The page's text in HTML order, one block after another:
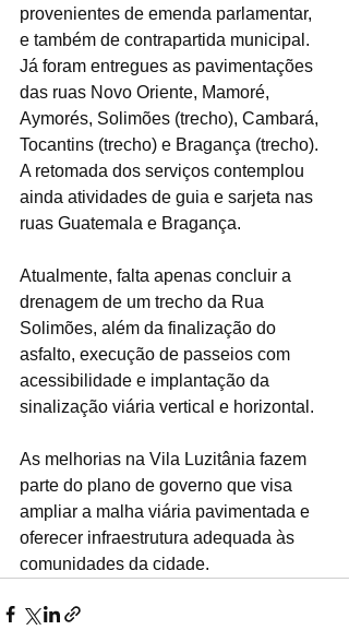
provenientes de emenda parlamentar,
e também de contrapartida municipal.
Já foram entregues as pavimentações
das ruas Novo Oriente, Mamoré,
Aymorés, Solimões (trecho), Cambará,
Tocantins (trecho) e Bragança (trecho).
A retomada dos serviços contemplou
ainda atividades de guia e sarjeta nas
ruas Guatemala e Bragança.
Atualmente, falta apenas concluir a
drenagem de um trecho da Rua
Solimões, além da finalização do
asfalto, execução de passeios com
acessibilidade e implantação da
sinalização viária vertical e horizontal.
As melhorias na Vila Luzitânia fazem
parte do plano de governo que visa
ampliar a malha viária pavimentada e
oferecer infraestrutura adequada às
comunidades da cidade.